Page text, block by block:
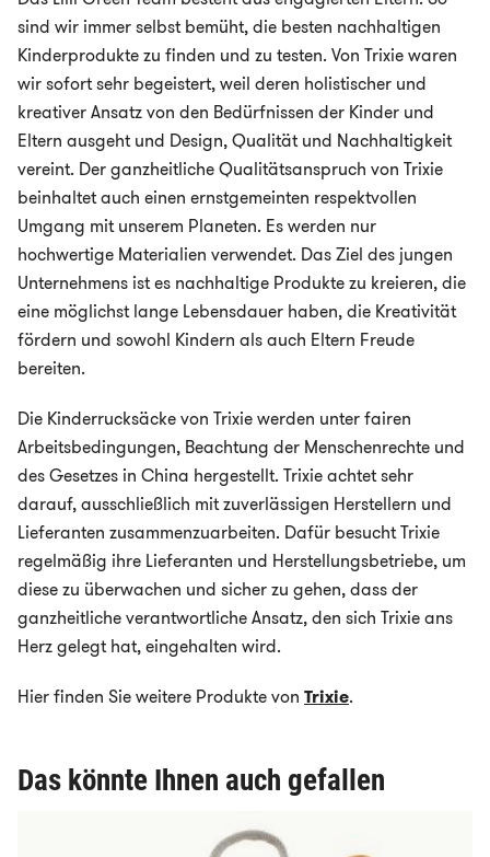
sind wir immer selbst bemüht, die besten nachhaltigen
Kinderprodukte zu finden und zu testen. Von Trixie waren
wir sofort sehr begeistert, weil deren holistischer und
kreativer Ansatz von den Bedürfnissen der Kinder und
Eltern ausgeht und Design, Qualität und Nachhaltigkeit
vereint. Der ganzheitliche Qualitätsanspruch von Trixie
beinhaltet auch einen ernstgemeinten respektvollen
Umgang mit unserem Planeten. Es werden nur
hochwertige Materialien verwendet. Das Ziel des jungen
Unternehmens ist es nachhaltige Produkte zu kreieren, die
eine möglichst lange Lebensdauer haben, die Kreativität
fördern und sowohl Kindern als auch Eltern Freude
bereiten.
Die Kinderrucksäcke von Trixie werden unter fairen
Arbeitsbedingungen, Beachtung der Menschenrechte und
des Gesetzes in China hergestellt. Trixie achtet sehr
darauf, ausschließlich mit zuverlässigen Herstellern und
Lieferanten zusammenzuarbeiten. Dafür besucht Trixie
regelmäßig ihre Lieferanten und Herstellungsbetriebe, um
diese zu überwachen und sicher zu gehen, dass der
ganzheitliche verantwortliche Ansatz, den sich Trixie ans
Herz gelegt hat, eingehalten wird.
Hier finden Sie weitere Produkte von Trixie.
Das könnte Ihnen auch gefallen